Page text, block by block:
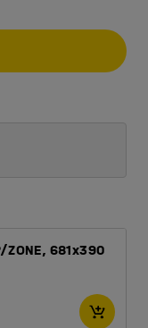
681x390